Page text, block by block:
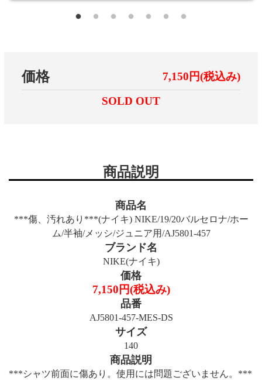
価格
7,150円(税込み)
SOLD OUT
商品説明
商品名
***傷、汚れあり***(ナイキ) NIKE/19/20バルセロナ/ホー
ム/半袖/メッシ/ジュニア用/AJ5801-457
ブランド名
NIKE(ナイキ)
価格
7,150円(税込み)
品番
AJ5801-457-MES-DS
サイズ
140
商品説明
***シャツ前面に傷あり。使用には問題ございません。***